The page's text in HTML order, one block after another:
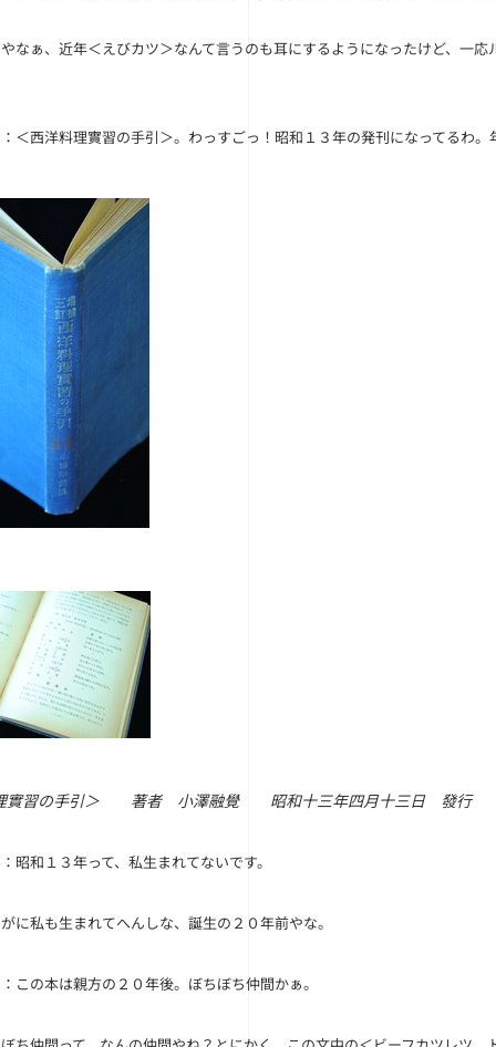
なぁ、近年＜えびカツ＞なんて言うのも耳にするようになったけど、一
：＜西洋料理實習の手引＞。わっすごっ！昭和１３年の発刊にな
實習の手引＞ 著者 小澤融覺 昭和十三年四月十三日 發行
：昭和１３年って、私生まれてないです。
に私も生まれてへんしな、誕生の２０年前やな。
：この本は親方の２０年後。ぼちぼち仲間かぁ。